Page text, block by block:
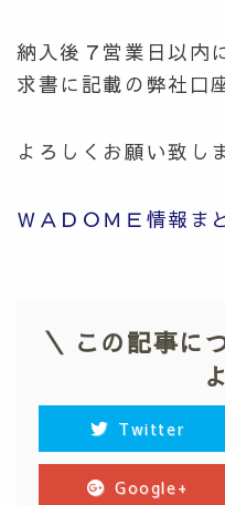
納入後７営業日以内
求書に記載の弊社口
よろしくお願い致し
ＷＡＤＯＭＥ情報ま
＼ この記事に
Twitter
Google+